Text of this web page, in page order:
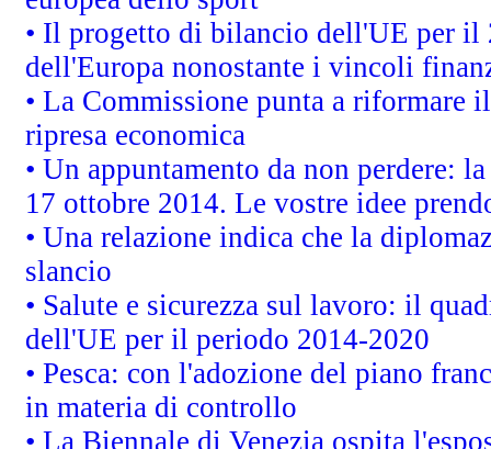
• Il progetto di bilancio dell'UE per il
dell'Europa nonostante i vincoli
• La Commissione punta a riformare
ripresa economica
• Un appuntamento da non perdere:
17 ottobre 2014. Le vostre idee
• Una relazione indica che la
slancio
• Salute e sicurezza sul lavoro: il
dell'UE per il periodo 2014-2020
• Pesca: con l'adozione del piano
in materia di controllo
• La Biennale di Venezia ospita